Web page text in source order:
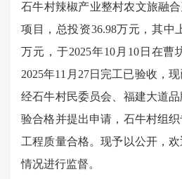
石牛村辣椒产业整村农文旅融
项目，总投资36.98万元，其中
万元，于2025年10月10日在曹
2025年11月27日完工已验收，
经石牛村民委员会、福建大道
验合格并提出申请，石牛村组织
工程质量合格。现予以公开，
情况进行监督。